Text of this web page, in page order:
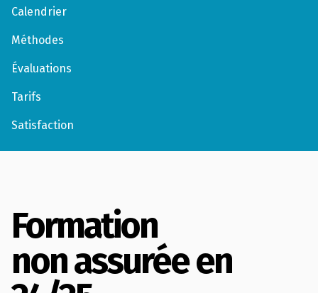
Calendrier
Méthodes
Évaluations
Tarifs
Satisfaction
Formation
non assurée en